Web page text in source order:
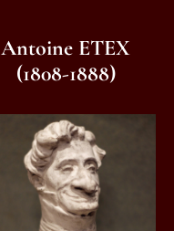
Antoine ETEX
(1808-1888)